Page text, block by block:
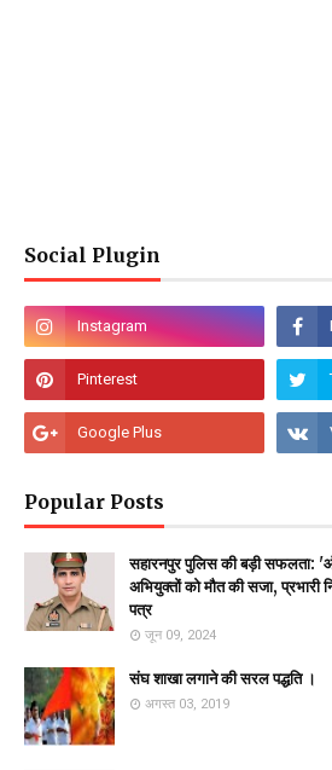
Social Plugin
Popular Posts
सहारनपुर पुलिस की बड़ी सफलता:
अभियुक्तों को मौत की सजा, प्रभारी
पत्र
जून 09, 2024
संघ शाखा लगाने की सरल पद्धति ।
अगस्त 03, 2019